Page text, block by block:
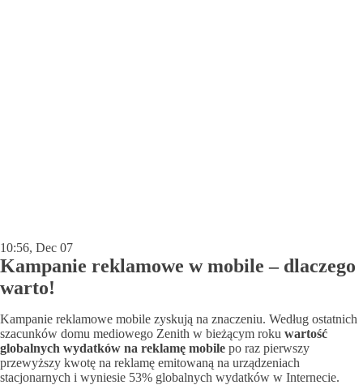
10:56, Dec 07
Kampanie reklamowe w mobile – dlaczego
warto!
Kampanie reklamowe mobile zyskują na znaczeniu. Według ostatnich
szacunków domu mediowego Zenith w bieżącym roku wartość
globalnych wydatków na reklamę mobile po raz pierwszy
przewyższy kwotę na reklamę emitowaną na urządzeniach
stacjonarnych i wyniesie 53% globalnych wydatków w Internecie.